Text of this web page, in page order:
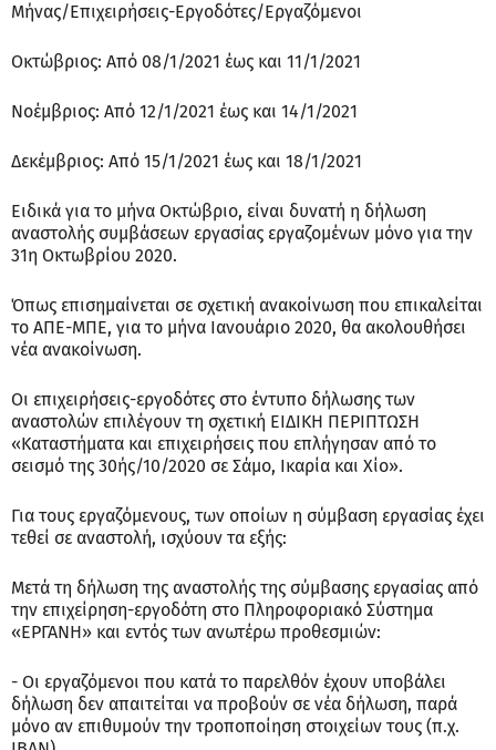
Μήνας/Επιχειρήσεις-Εργοδότες/Εργαζόμενοι
Οκτώβριος: Από 08/1/2021 έως και 11/1/2021
Νοέμβριος: Από 12/1/2021 έως και 14/1/2021
Δεκέμβριος: Από 15/1/2021 έως και 18/1/2021
Ειδικά για το μήνα Οκτώβριο, είναι δυνατή η δήλωση
αναστολής συμβάσεων εργασίας εργαζομένων μόνο για την
31η Οκτωβρίου 2020.
Όπως επισημαίνεται σε σχετική ανακοίνωση που επικαλείται
το ΑΠΕ-ΜΠΕ, για το μήνα Ιανουάριο 2020, θα ακολουθήσει
νέα ανακοίνωση.
Οι επιχειρήσεις-εργοδότες στο έντυπο δήλωσης των
αναστολών επιλέγουν τη σχετική ΕΙΔΙΚΗ ΠΕΡΙΠΤΩΣΗ
«Καταστήματα και επιχειρήσεις που επλήγησαν από το
σεισμό της 30ής/10/2020 σε Σάμο, Ικαρία και Χίο».
Για τους εργαζόμενους, των οποίων η σύμβαση εργασίας έχει
τεθεί σε αναστολή, ισχύουν τα εξής:
Μετά τη δήλωση της αναστολής της σύμβασης εργασίας από
την επιχείρηση-εργοδότη στο Πληροφοριακό Σύστημα
«ΕΡΓΑΝΗ» και εντός των ανωτέρω προθεσμιών:
- Οι εργαζόμενοι που κατά το παρελθόν έχουν υποβάλει
δήλωση δεν απαιτείται να προβούν σε νέα δήλωση, παρά
μόνο αν επιθυμούν την τροποποίηση στοιχείων τους (π.χ.